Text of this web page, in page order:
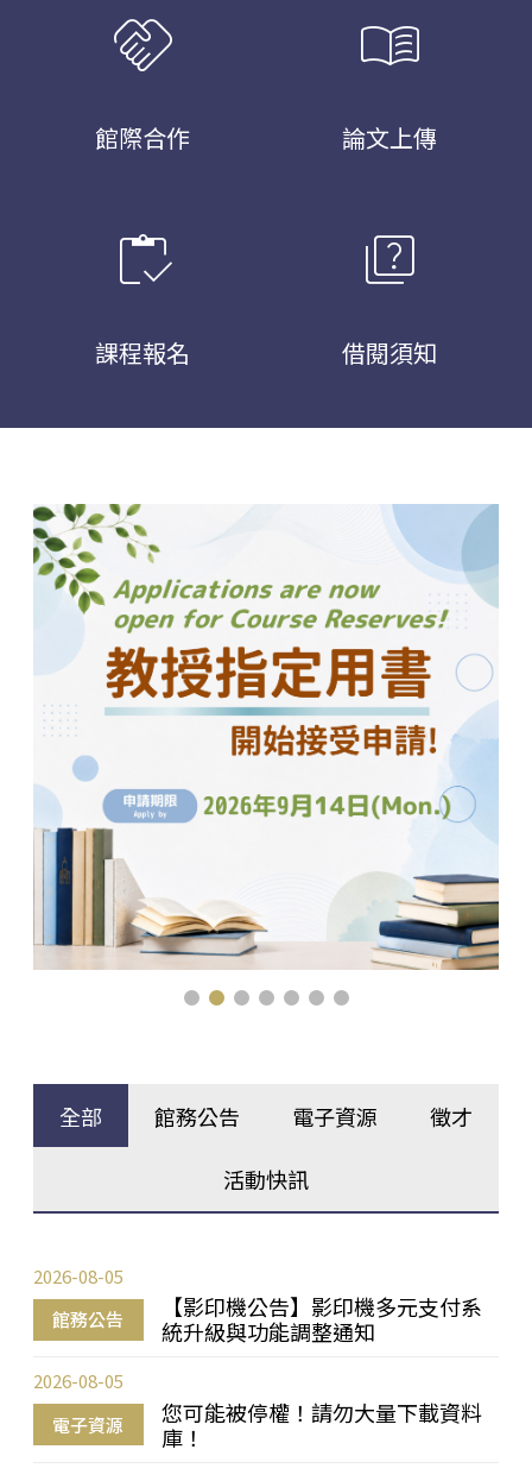
handshake
館際合作
menu_book
論文上傳
inventory
課程報名
quiz
借閱須知
全部 館務公告 電子資源 徵才
活動快訊
館務公告
【影印機公告】影印機多元支付系
統升級與功能調整通知
2026-08-05
電子資源
您可能被停權！請勿大量下載資料
庫！
2026-08-05